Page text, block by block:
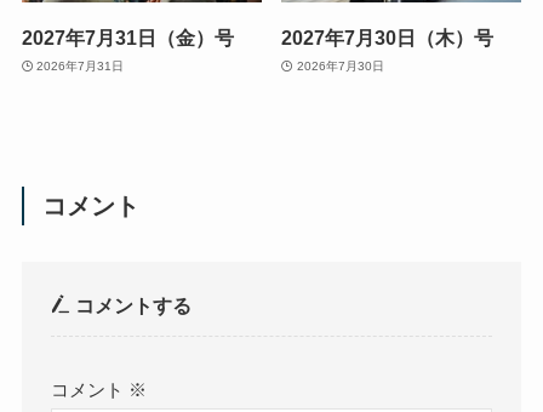
2027年7月31日（金）号
2026年7月31日
2027年7月30日（木）号
2026年7月30日
コメント
コメントする
コメント ※